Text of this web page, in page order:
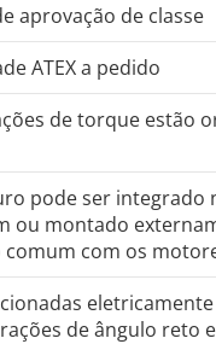
aprovação de classe
ATEX a pedido
de torque estão
pode ser integrado
ou montado
comum com os
de ângulo reto